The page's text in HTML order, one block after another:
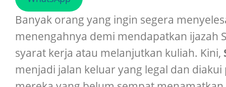
Banyak orang yang ingin segera
menengahnya demi mendapatkan ijazah
syarat kerja atau melanjutkan kuliah. Kini,
menjadi jalan keluar yang legal dan